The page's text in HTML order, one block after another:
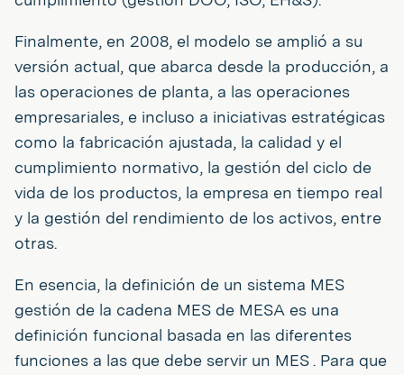
Finalmente, en 2008, el modelo se amplió a su
versión actual, que abarca desde la producción, a
las operaciones de planta, a las operaciones
empresariales, e incluso a iniciativas estratégicas
como la fabricación ajustada, la calidad y el
cumplimiento normativo, la gestión del ciclo de
vida de los productos, la empresa en tiempo real
y la gestión del rendimiento de los activos, entre
otras.
En esencia, la definición de un sistema MES
gestión de la cadena MES de MESA es una
definición funcional basada en las diferentes
funciones a las que debe servir un MES . Para que